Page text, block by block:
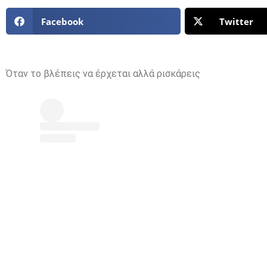
Facebook Twitter
Όταν το βλέπεις να έρχεται αλλά ρισκάρεις